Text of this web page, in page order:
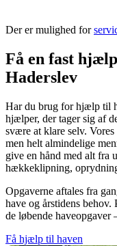
Der er mulighed for
Få en fast
Haderslev
Har du brug for hjælp til
hjælper, der tager sig af
svære at klare selv.
men helt almindelige
give en hånd med alt fra
hækkeklipning,
Opgaverne aftales fra
have og årstidens
de løbende haveopgaver
Få hjælp til haven